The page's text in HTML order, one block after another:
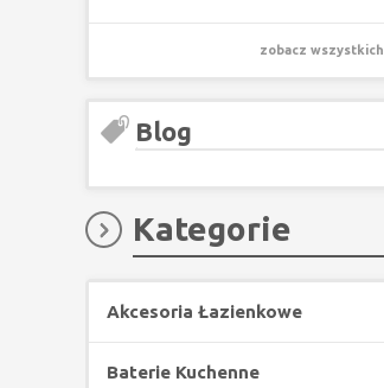
zobacz wszystkich
Blog
Kategorie
Akcesoria Łazienkowe
Baterie Kuchenne